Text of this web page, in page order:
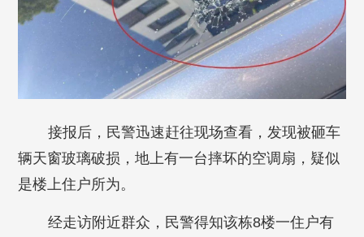
接报后，民警迅速赶往现场查看，发现被砸车
辆天窗玻璃破损，地上有一台摔坏的空调扇，疑似
是楼上住户所为。
经走访附近群众，民警得知该栋8楼一住户有